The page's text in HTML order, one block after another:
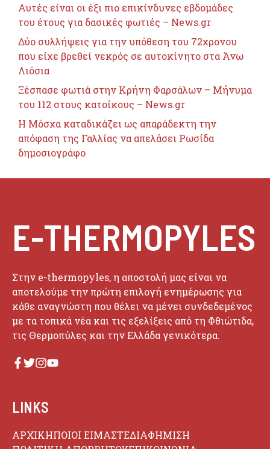
Αυτές είναι οι έξι πιο επικίνδυνες εβδομάδες
του έτους για δασικές φωτιές – News.gr
Δύο συλλήψεις για την υπόθεση του 72χρονου
που είχε βρεθεί νεκρός σε αυτοκίνητο στα Άνω
Λιόσια
Ξέσπασε φωτιά στην Κρήνη Φαρσάλων – Μήνυμα
του 112 στους κατοίκους – News.gr
Η Μόσχα καταδικάζει ως απαράδεκτη την
απόφαση της Γαλλίας να απελάσει Ρωσίδα
δημοσιογράφο
E-THERMOPYLES
Στην e-thermopyles, η αποστολή μας είναι να
αποτελούμε την πρώτη επιλογή ενημέρωσης για
κάθε αναγνώστη που θέλει να μένει συνδεδεμένος
με τα τοπικά νέα και τις εξελίξεις από τη Φθιώτιδα,
τις Θερμοπύλες και την Ελλάδα γενικότερα.
LINKS
ΑΡΧΙΚΗΠΟΙΟΙ ΕΙΜΑΣΤΕΔΙΑΦΗΜΙΣΗ